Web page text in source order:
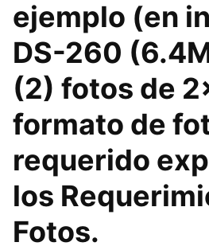
ejemplo (en
DS-260
(2) fotos de
formato de
requerido
los
Fotos.